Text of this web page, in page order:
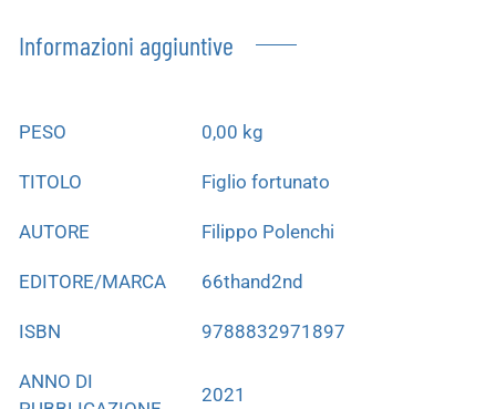
Informazioni aggiuntive
PESO 0,00 kg
TITOLO Figlio fortunato
AUTORE Filippo Polenchi
EDITORE/MARCA 66thand2nd
ISBN 9788832971897
ANNO DI
2021